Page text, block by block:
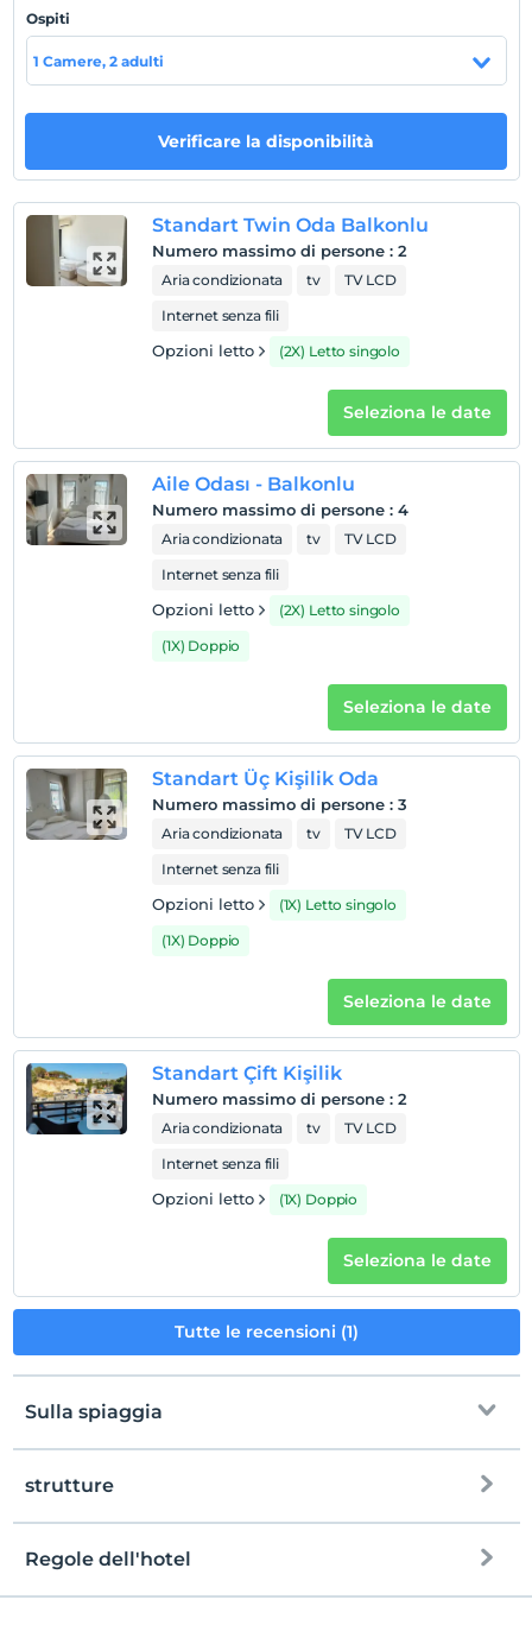
Regole dell'hotel
registrare
En erken saat 14:00 ve sonrası
Guardare
L'ultimo 11:00 e prima
animale domestico
Animali non ammessi
I bambini di età inferiore a 2 non vengono addebitati
1 bambino/i fino all'età di 6 per camera non pagano
Ospiti
1 Camere, 2 adulti
Verificare la disponibilità
Standart Twin Oda Balkonlu
Numero massimo di persone : 2
Aria condizionata tv
TV LCD
Internet senza fili
Opzioni letto (2X) Letto singolo
Seleziona le date
Aile Odası - Balkonlu
Numero massimo di persone : 4
Aria condizionata tv
TV LCD
Internet senza fili
Opzioni letto
(2X) Letto singolo
(1X) Doppio
Seleziona le date
Standart Üç Kişilik Oda
Numero massimo di persone : 3
Aria condizionata tv
TV LCD
Internet senza fili
Opzioni letto
(1X) Letto singolo
(1X) Doppio
Seleziona le date
Standart Çift Kişilik
Numero massimo di persone : 2
Aria condizionata tv
TV LCD
Internet senza fili
Opzioni letto (1X) Doppio
Seleziona le date
Tutte le recensioni (1)
Sulla spiaggia
spiaggia pubblica
strutture
Regole dell'hotel
registrare